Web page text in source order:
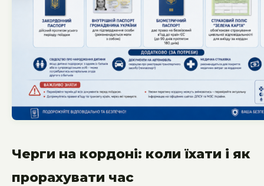
Черги на кордоні: коли їхати і як
прорахувати час